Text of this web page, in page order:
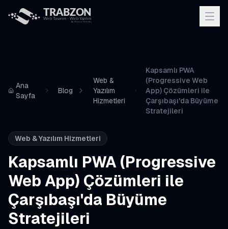
Ana
Sayfa
Blog
Web &
Yazılım
Hizmetleri
Kapsamlı PWA
(Progressive Web
App) Çözümleri ile
Çarşıbaşı'da Büyüme
Stratejileri
Web & Yazılım Hizmetleri
Kapsamlı PWA (Progressive
Web App) Çözümleri ile
Çarşıbaşı'da Büyüme
Stratejileri